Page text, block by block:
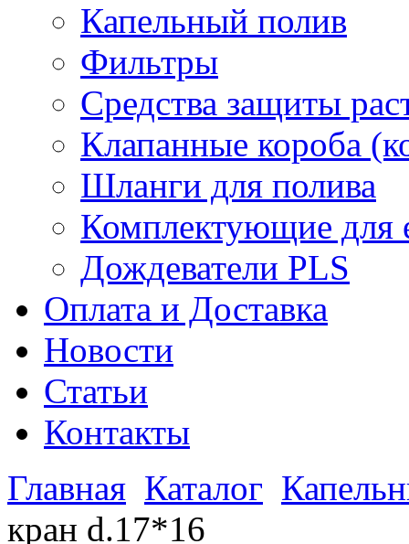
Капельный полив
Фильтры
Средства защиты
Клапанные короба
Шланги для полива
Комплектующие для
Дождеватели PLS
Оплата и Доставка
Новости
Статьи
Контакты
Главная Каталог
кран d.17*16